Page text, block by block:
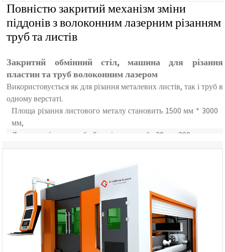
Повністю закритий механізм зміни
піддонів з волоконним лазерним різанням
труб та листів
Закритий обмінний стіл, машина для різання
пластин та труб волоконним лазером
Використовується як для різання металевих листів, так і труб в
одному верстаті.
Площа різання листового металу становить 1500 мм * 3000
мм,
Довжина різання труби 6 м, діаметр труби 20 мм-200 мм